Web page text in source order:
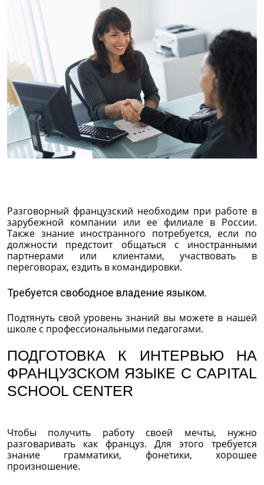
Разговорный французский необходим при работе в
зарубежной компании или ее филиале в России.
Также знание иностранного потребуется, если по
должности предстоит общаться с иностранными
партнерами или клиентами, участвовать в
переговорах, ездить в командировки.
Требуется свободное владение языком.
Подтянуть свой уровень знаний вы можете в нашей
школе с профессиональными педагогами.
ПОДГОТОВКА К ИНТЕРВЬЮ НА
ФРАНЦУЗСКОМ ЯЗЫКЕ С CAPITAL
SCHOOL CENTER
Чтобы получить работу своей мечты, нужно
разговаривать как француз. Для этого требуется
знание грамматики, фонетики, хорошее
произношение.